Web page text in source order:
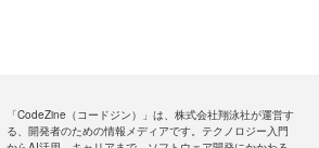
「CodeZine（コードジン）」は、株式会社翔泳社が運営す
る、開発者のための情報メディアです。テクノロジー入門